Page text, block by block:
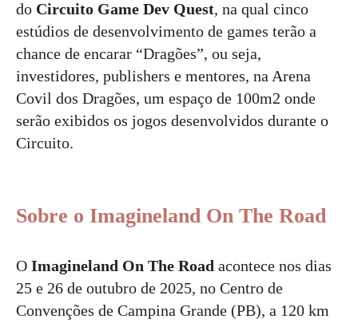
do Circuito Game Dev Quest, na qual cinco
estúdios de desenvolvimento de games terão a
chance de encarar “Dragões”, ou seja,
investidores, publishers e mentores, na Arena
Covil dos Dragões, um espaço de 100m2 onde
serão exibidos os jogos desenvolvidos durante o
Circuito.
Sobre o Imagineland On The Road
O Imagineland On The Road acontece nos dias
25 e 26 de outubro de 2025, no Centro de
Convenções de Campina Grande (PB), a 120 km